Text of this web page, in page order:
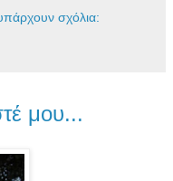
σχόλια:
μου...